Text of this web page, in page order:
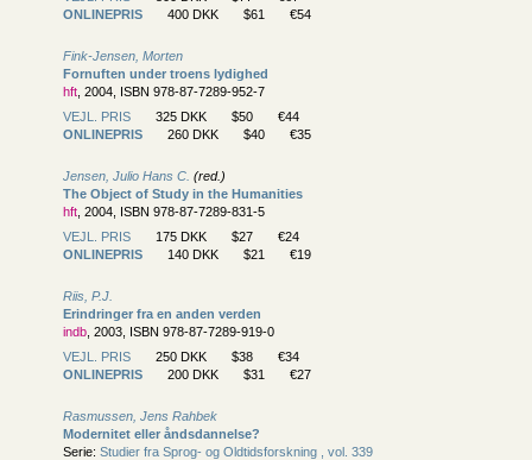
ONLINEPRIS
400 DKK $61 €54
Fink-Jensen, Morten
Fornuften under troens lydighed
hft , 2004, ISBN 978-87-7289-952-7
VEJL. PRIS
325 DKK $50
€44
ONLINEPRIS
260 DKK $40 €35
Jensen, Julio Hans C. (red.)
The Object of Study in the Humanities
hft , 2004, ISBN 978-87-7289-831-5
VEJL. PRIS
175 DKK $27
€24
ONLINEPRIS
140 DKK $21 €19
Riis, P.J.
Erindringer fra en anden verden
indb , 2003, ISBN 978-87-7289-919-0
VEJL. PRIS
250 DKK $38
€34
ONLINEPRIS
200 DKK $31 €27
Rasmussen, Jens Rahbek
Modernitet eller åndsdannelse?
Serie: Studier fra Sprog- og Oldtidsforskning , vol. 339